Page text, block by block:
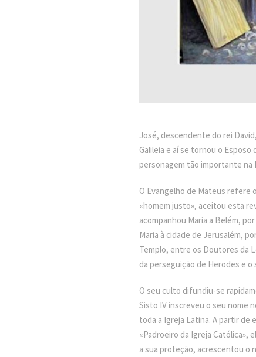
José, descendente do rei
Galileia e aí se tornou o
personagem tão importante na
O Evangelho de Mateus refere
«homem justo», aceitou esta
acompanhou Maria a Belém,
Maria à cidade de Jerusalém,
Templo, entre os Doutores da
da perseguição de Herodes e o
O seu culto difundiu-se
Sisto IV inscreveu o seu nome
toda a Igreja Latina. A partir de
«Padroeiro da Igreja Católica»,
a sua proteção, acrescentou o